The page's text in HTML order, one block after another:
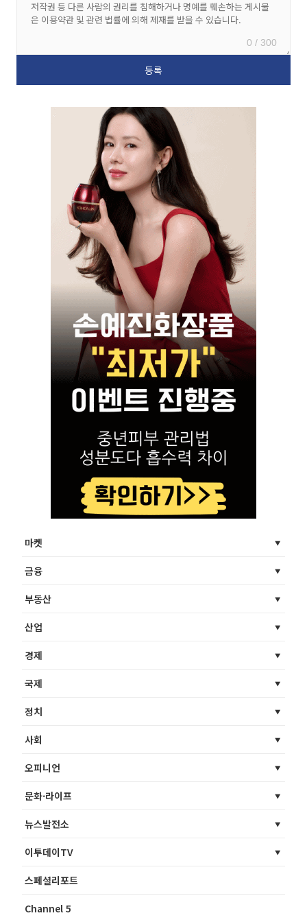
0 / 300
마켓
금융
부동산
산업
경제
국제
정치
사회
오피니언
문화·라이프
뉴스발전소
이투데이TV
스페셜리포트
Channel 5